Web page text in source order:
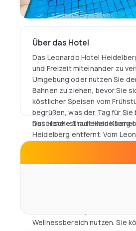
Über das Hotel
Das Leonardo Hotel
und Freizeit miteinander zu
Umgebung oder nutzen Sie
Bahnen zu ziehen, bevor Sie
köstlicher Speisen vom
begrüßen, was der Tag für
historische Stadt Heidelberg
Das Hotel ist nur einen
Heidelberg entfernt. Vom
Firmensitze von SAP,
befinden. Fantastische
Nach einem ereignisreichen
Wellnessbereich nutzen. Sie